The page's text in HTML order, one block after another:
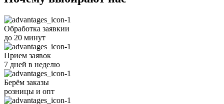
Обработка заявкии
до 20 минут
Прием заявок
7 дней в неделю
Берём заказы
розницы и опт